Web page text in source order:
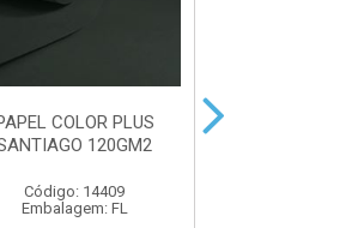
COLOR PLUS
120GM2
Código: 14409
Embalagem: FL